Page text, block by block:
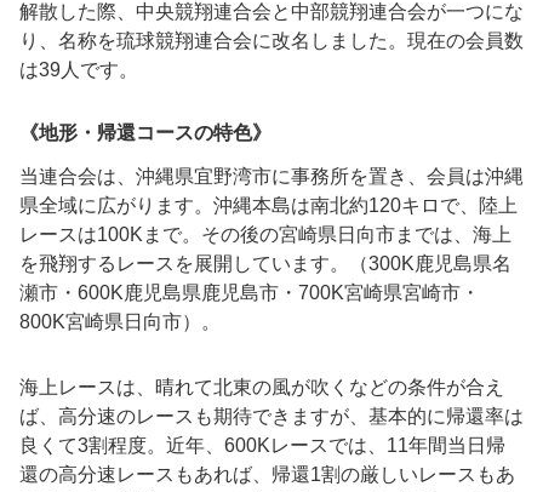
解散した際、中央競翔連合会と中部競翔連合会が一つにな
り、名称を琉球競翔連合会に改名しました。現在の会員数
は39人です。
《地形・帰還コースの特色》
当連合会は、沖縄県宜野湾市に事務所を置き、会員は沖縄
県全域に広がります。沖縄本島は南北約120キロで、陸上
レースは100Kまで。その後の宮崎県日向市までは、海上
を飛翔するレースを展開しています。（300K鹿児島県名
瀬市・ 600K鹿児島県鹿児島市・ 700K宮崎県宮崎市・
800K宮崎県日向市）。
海上レースは、晴れて北東の風が吹くなどの条件が合え
ば、高分速のレースも期待できますが、基本的に帰還率は
良くて3割程度。近年、 600Kレースでは、 11年間当日帰
還の高分速レースもあれば、帰還1割の厳しいレースもあ